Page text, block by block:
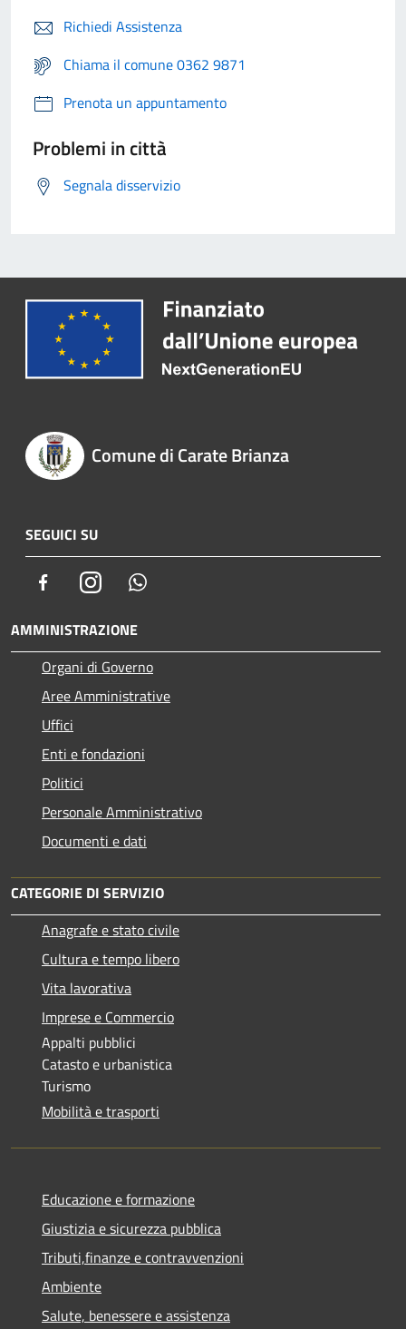
Richiedi Assistenza
Chiama il comune 0362 9871
Prenota un appuntamento
Problemi in città
Segnala disservizio
Comune di Carate Brianza
SEGUICI SU
FacebookInstagram
AMMINISTRAZIONE
Organi di Governo
Aree Amministrative
Uffici
Enti e fondazioni
Politici
Personale Amministrativo
Documenti e dati
CATEGORIE DI SERVIZIO
Anagrafe e stato civile
Cultura e tempo libero
Vita lavorativa
Imprese e Commercio
Appalti pubblici
Catasto e urbanistica
Turismo
Mobilità e trasporti
Educazione e formazione
Giustizia e sicurezza pubblica
Tributi,finanze e contravvenzioni
Ambiente
Salute, benessere e assistenza